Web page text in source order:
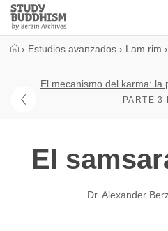
Close
Study
Buddhism
› Estudios avanzados › Lam rim ›
El mecanismo del karma: la
PARTE 3
El
Dr. Alexander